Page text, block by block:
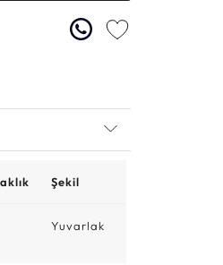
Şekil
Yuvarlak